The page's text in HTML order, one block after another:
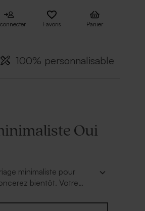
Favoris Panier
100% personnalisable
Oui
minimaliste pour
bientôt. Votre